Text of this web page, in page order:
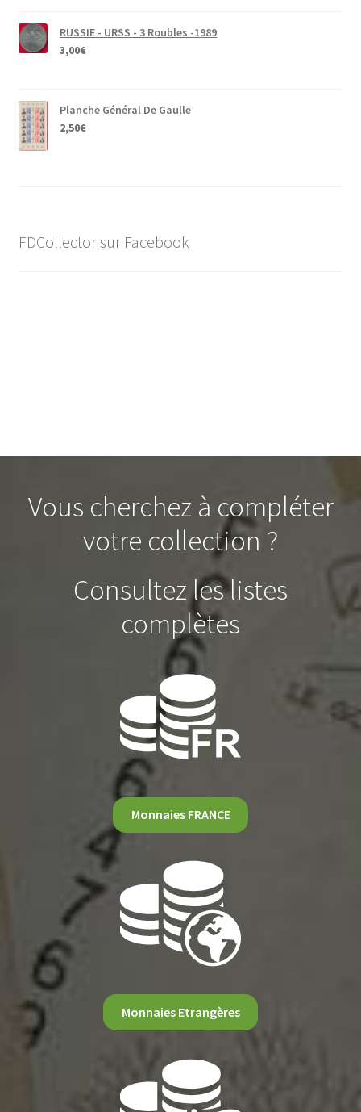
RUSSIE - URSS - 3 Roubles -1989
3,00€
Planche Général De Gaulle
2,50€
FDCollector sur Facebook
Vous cherchez à compléter
votre collection ?
Consultez les listes
complètes
Monnaies FRANCE
Monnaies Etrangères